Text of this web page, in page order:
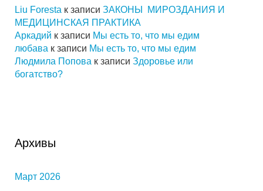
Liu Foresta к записи ЗАКОНЫ МИРОЗДАНИЯ И
МЕДИЦИНСКАЯ ПРАКТИКА
Аркадий к записи Мы есть то, что мы едим
любава к записи Мы есть то, что мы едим
Людмила Попова к записи Здоровье или
богатство?
Архивы
Март 2026